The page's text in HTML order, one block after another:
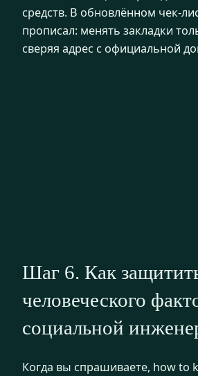
средств. В обновлённом чек-
прописал: менять закладки
сверяя адрес с официальной
Шаг 6. Как
человеческого
социальной
Когда вы спрашиваете, how to